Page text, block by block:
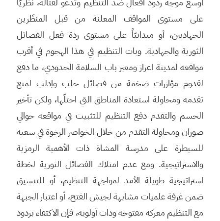
على مستوى المواقف المعلنة من قبل المنظّرين
الجهاديين، أو ميدانيّاً على مستوى ردة فعل الفصائل
الثورية والجهادية. وبات التنظيم في هذا الهجوم في أقرب
مواقعه لمدينة اعزاز ومعبر باب السلامة الحدودي، ما دفع
لقدوم مؤازرات ضخمة من فصائل حلب وإدلب لمنع
تقدمه ومحاولة استعادة المناطق التي احتلّها، ولكن تأخير
الحسم والتقدم دفع التنظيم للتثبيت في مواقعه حوالي
صوران ومحاولة التقدم من خلال الخواصر الرخوة في سعيه
للسيطرة على مدرسة المشاة ذات الأهمية الرمزية
والاستراتيجية. ومع عدم امتلاك الفصائل الثورية لخطة
استراتيجية طويلة الأمد لمواجهة التنظيم، أو للتنسيق
ضمن غرفة علميات مشابهة لجيش الفتح، أو اعتبار الجبهة
مع التنظيم معركة مفتوحة وذات أولوية، فإن الاكتفاء بردود